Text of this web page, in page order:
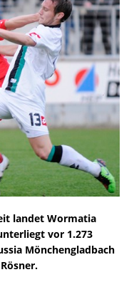
landet Wormatia
vor 1.273
Mönchengladbach